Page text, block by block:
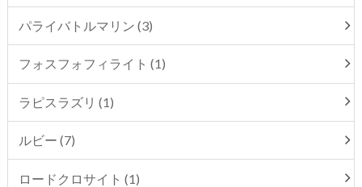
パライバトルマリン (3)
フォスフォフィライト (1)
ラピスラズリ (1)
ルビー (7)
ロードクロサイト (1)